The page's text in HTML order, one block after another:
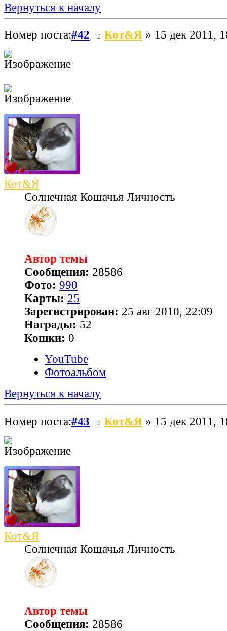
Вернуться к началу
Номер поста:#42 Кот&Я » 15 дек 2011,
Кот&Я
Солнечная Кошачья Личность
Автор темы
Сообщения: 28586
Фото: 990
Карты: 25
Зарегистрирован: 25 авг 2010, 22:09
Награды: 52
Кошки: 0
YouTube
Фотоальбом
Вернуться к началу
Номер поста:#43 Кот&Я » 15 дек 2011,
Кот&Я
Солнечная Кошачья Личность
Автор темы
Сообщения: 28586